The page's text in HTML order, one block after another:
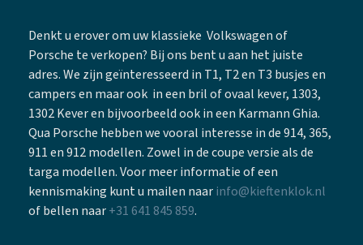
Denkt u erover om uw klassieke Volkswagen of
Porsche te verkopen? Bij ons bent u aan het juiste
adres. We zijn geïnteresseerd in T1, T2 en T3 busjes en
campers en maar ook in een bril of ovaal kever, 1303,
1302 Kever en bijvoorbeeld ook in een Karmann Ghia.
Qua Porsche hebben we vooral interesse in de 914, 365,
911 en 912 modellen. Zowel in de coupe versie als de
targa modellen. Voor meer informatie of een
kennismaking kunt u mailen naarinfo@kieftenklok.nl
of bellen naar+31 641 845 859.